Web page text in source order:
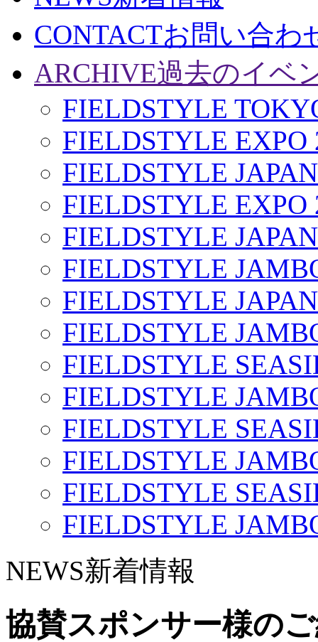
CONTACTお問い合わ
ARCHIVE過去のイベ
FIELDSTYLE
FIELDSTYLE EXPO
FIELDSTYLE
FIELDSTYLE EXPO
FIELDSTYLE
FIELDSTYLE
FIELDSTYLE
FIELDSTYLE
FIELDSTYLE
FIELDSTYLE
FIELDSTYLE
FIELDSTYLE
FIELDSTYLE
FIELDSTYLE
NEWS新着情報
協賛スポンサー様の